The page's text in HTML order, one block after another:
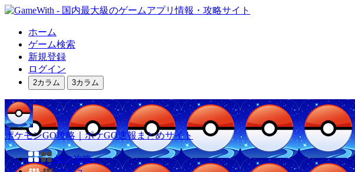
ホーム
ゲーム検索
新規登録
ログイン
2カラム 3カラム
ポケモンGO攻略｜ポケGO速報まとめサイト
他の攻略